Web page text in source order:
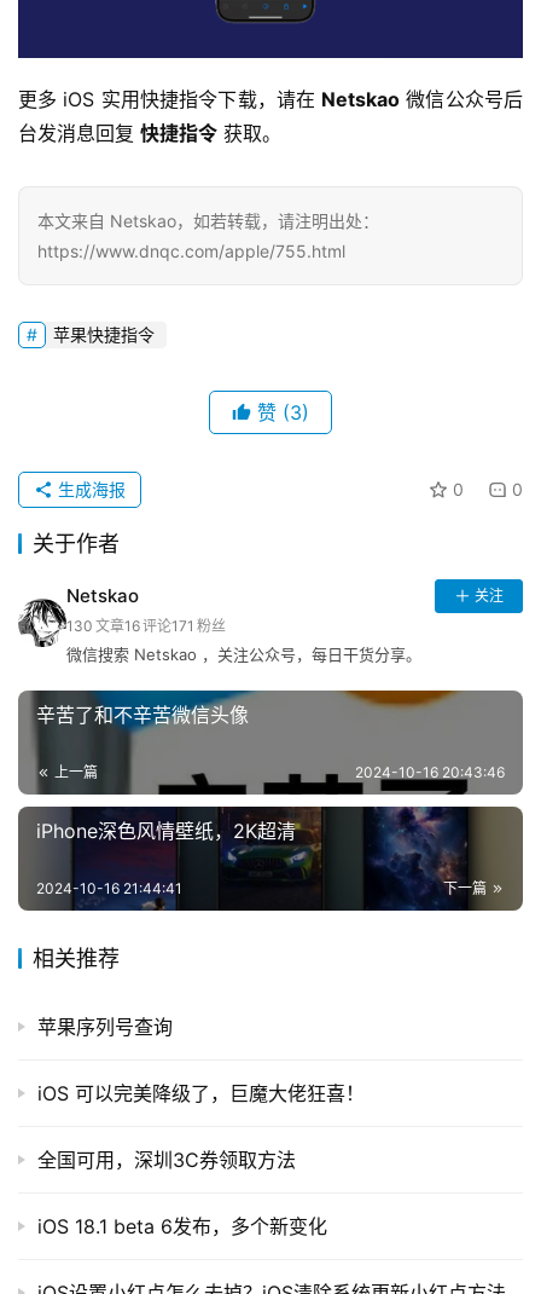
资
讯
巨
导
果
导
航
网
址
导
更多 iOS 实用快捷指令下载，请在 Netskao 微信公众号后
台发消息回复 快捷指令 获取。
本文来自 Netskao，如若转载，请注明出处：
https://www.dnqc.com/apple/755.html
苹果快捷指令
赞 (3)
0 0
生成海报
关于作者
Netskao
关注
130 文章16评论171 粉丝
微信搜索 Netskao ，关注公众号，每日干货分享。
辛苦了和不辛苦微信头像
上一篇 2024-10-16 20:43:46
iPhone深色风情壁纸，2K超清
下一篇
2024-10-16 21:44:41
相关推荐
苹果序列号查询
iOS 可以完美降级了，巨魔大佬狂喜！
全国可用，深圳3C券领取方法
iOS 18.1 beta 6发布，多个新变化